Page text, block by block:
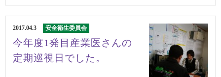
2017.04.3 安全衛生委員会
今年度1発目産業医さんの
定期巡視日でした。